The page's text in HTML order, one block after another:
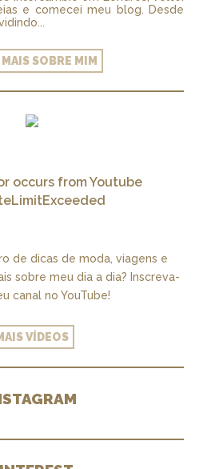
e comecei meu blog. Desde
SOBRE MIM
occurs from Youtube
de dicas de moda, viagens e
sobre meu dia a dia? Inscreva-
canal no YouTube!
VÍDEOS